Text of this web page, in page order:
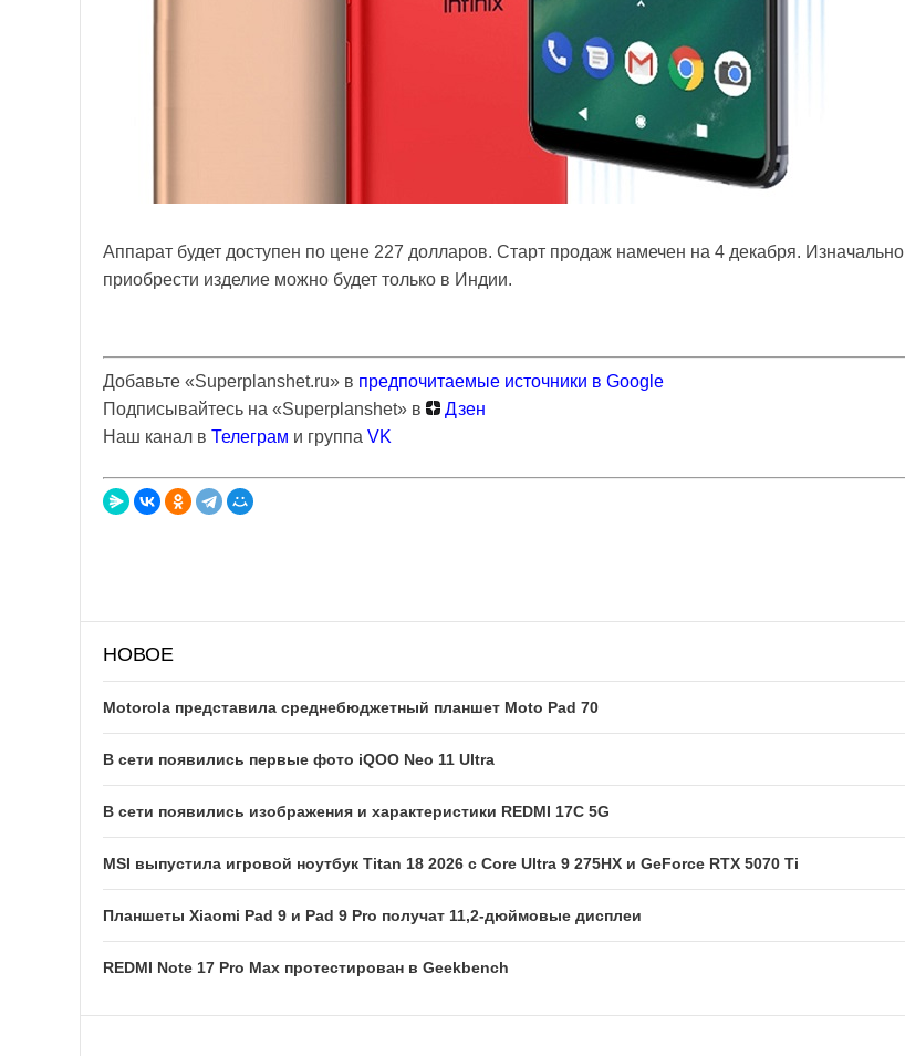
Аппарат будет доступен по цене 227 долларов. Старт продаж намечен на 4 декабря. Изначально
приобрести изделие можно будет только в Индии.
Добавьте «Superplanshet.ru» в предпочитаемые источники в Google
Подписывайтесь на «Superplanshet» в
Дзен
Наш канал в Телеграм и группа VK
НОВОЕ
Motorola представила среднебюджетный планшет Moto Pad 70
В сети появились первые фото iQOO Neo 11 Ultra
В сети появились изображения и характеристики REDMI 17C 5G
MSI выпустила игровой ноутбук Titan 18 2026 с Core Ultra 9 275HX и GeForce RTX 5070 Ti
Планшеты Xiaomi Pad 9 и Pad 9 Pro получат 11,2-дюймовые дисплеи
REDMI Note 17 Pro Max протестирован в Geekbench